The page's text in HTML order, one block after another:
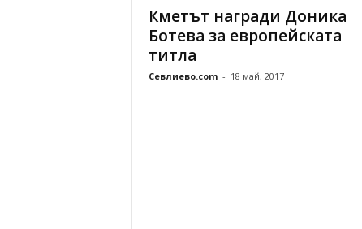
Кметът награди Доника
Ботева за европейската
титла
Севлиево.com - 18 май, 2017